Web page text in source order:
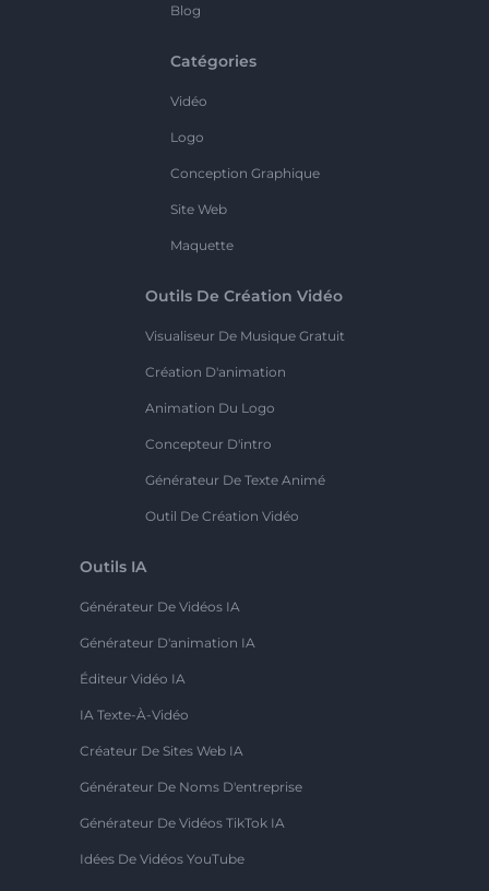
Blog
Catégories
Vidéo
Logo
Conception Graphique
Site Web
Maquette
Outils De Création Vidéo
Visualiseur De Musique Gratuit
Création D'animation
Animation Du Logo
Concepteur D'intro
Générateur De Texte Animé
Outil De Création Vidéo
Outils IA
Générateur De Vidéos IA
Générateur D'animation IA
Éditeur Vidéo IA
IA Texte-À-Vidéo
Créateur De Sites Web IA
Générateur De Noms D'entreprise
Générateur De Vidéos TikTok IA
Idées De Vidéos YouTube